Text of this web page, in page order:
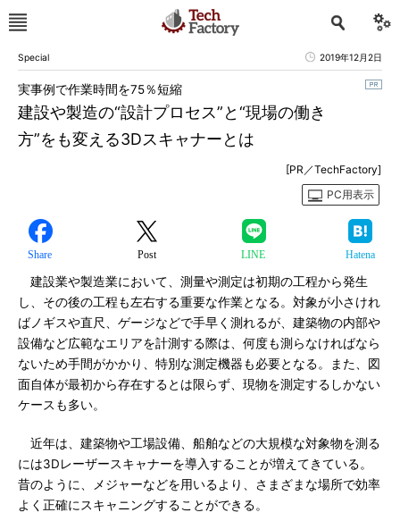
Special 2019年12月2日
建設や製造の“設計プロセス”と“現場の働き
方”をも変える3Dスキャナーとは
実事例で作業時間を75％短縮
[PR／TechFactory]
PC用表示
Share Post LINE Hatena
建設業や製造業において、測量や測定は初期の工程から発生
し、その後の工程も左右する重要な作業となる。対象が小さけれ
ばノギスや直尺、ゲージなどで手早く測れるが、建築物の内部や
設備など広範なエリアを計測する際は、何度も測らなければなら
ないため手間がかかり、特別な測定機器も必要となる。また、図
面自体が最初から存在するとは限らず、現物を測定するしかない
ケースも多い。
近年は、建築物や工場設備、船舶などの大規模な対象物を測る
には3Dレーザースキャナーを導入することが増えてきている。
昔のように、メジャーなどを用いるより、さまざまな場所で効率
よく正確にスキャニングすることができる。